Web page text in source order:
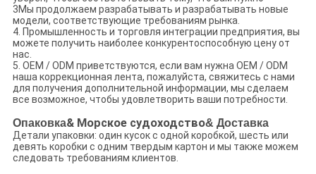
3Мы продолжаем разрабатывать и разрабатывать новые
модели, соответствующие требованиям рынка.
4. Промышленность и торговля интеграции предприятия, вы
можете получить наиболее конкурентоспособную цену от
нас.
5. OEM / ODM приветствуются, если вам нужна OEM / ODM
наша коррекционная лента, пожалуйста, свяжитесь с нами
для получения дополнительной информации, мы сделаем
все возможное, чтобы удовлетворить ваши потребности.
Опаковка& Морское судоходство& Доставка
Детали упаковки: один кусок с одной коробкой, шесть или
девять коробки с одним твердым картон и мы также можем
следовать требованиям клиентов.